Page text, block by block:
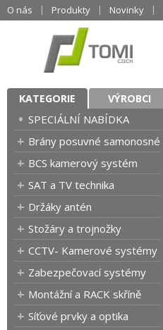
O nás Produkty Novinky
KATEGORIE VÝROBCI
SPECIÁLNÍ NABÍDKA
Brány posuvné samonosné
BCS kamerový systém
SAT a TV technika
Držáky antén
Stožáry a trojnožky
CCTV- Kamerové systémy
Zabezpečovací systémy
Montážní a RACK skříně
Síťové prvky a optika